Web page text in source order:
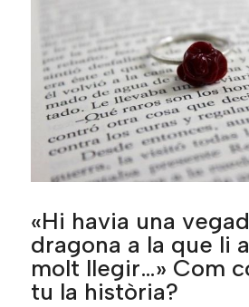
«Hi havia una
dragona a la que li
molt llegir…» Com
tu la història?